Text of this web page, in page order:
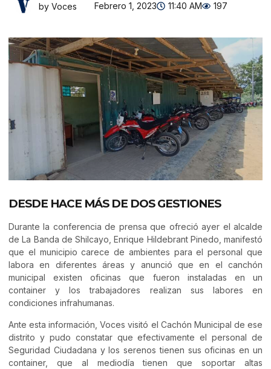
by Voces Febrero 1, 2023 11:40 AM 197
DESDE HACE MÁS DE DOS GESTIONES
Durante la conferencia de prensa que ofreció ayer el alcalde
de La Banda de Shilcayo, Enrique Hildebrant Pinedo, manifestó
que el municipio carece de ambientes para el personal que
labora en diferentes áreas y anunció que en el canchón
municipal existen oficinas que fueron instaladas en un
container y los trabajadores realizan sus labores en
condiciones infrahumanas.
Ante esta información, Voces visitó el Cachón Municipal de ese
distrito y pudo constatar que efectivamente el personal de
Seguridad Ciudadana y los serenos tienen sus oficinas en un
container, que al mediodía tienen que soportar altas